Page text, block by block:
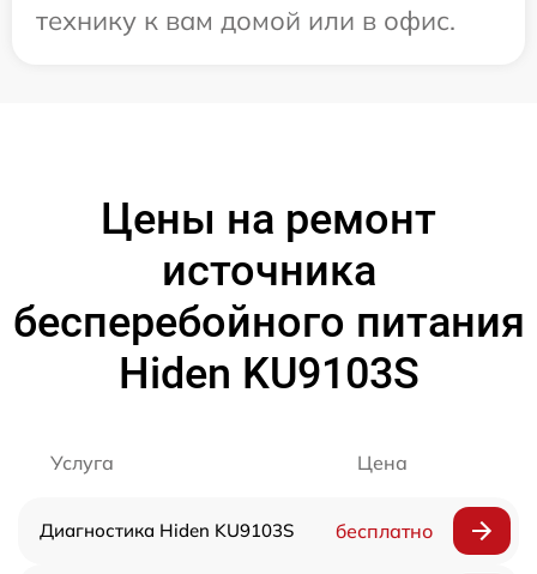
технику к вам домой или в офис.
Цены на ремонт
источника
бесперебойного питания
Hiden KU9103S
Услуга Цена
Диагностика Hiden KU9103S бесплатно